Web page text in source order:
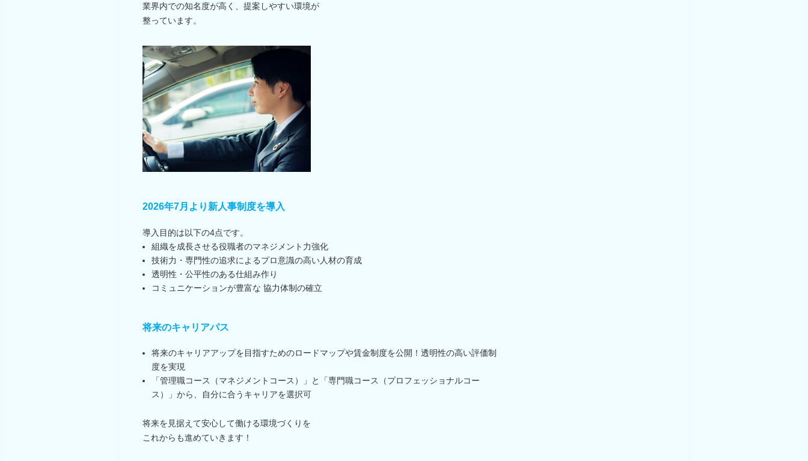
業界内での知名度が高く、提案しやすい環境が
整っています。
2026年7月より新人事制度を導入
導入目的は以下の4点です。
組織を成長させる役職者のマネジメント力強化
技術力・専門性の追求によるプロ意識の高い人材の育成
透明性・公平性のある仕組み作り
コミュニケーションが豊富な 協力体制の確立
将来のキャリアパス
将来のキャリアアップを目指すためのロードマップや賃金制度を公開！透明性の高い評価制
度を実現
「管理職コース（マネジメントコース）」と「専門職コース（プロフェッショナルコー
ス）」から、自分に合うキャリアを選択可
将来を見据えて安心して働ける環境づくりを
これからも進めていきます！